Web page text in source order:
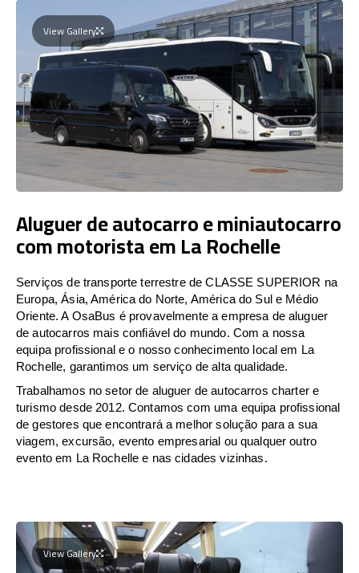
View Gallery
Aluguer de autocarro e miniautocarro
com motorista em La Rochelle
Serviços de transporte terrestre de CLASSE SUPERIOR na
Europa, Ásia, América do Norte, América do Sul e Médio
Oriente. A OsaBus é provavelmente a empresa de aluguer
de autocarros mais confiável do mundo. Com a nossa
equipa profissional e o nosso conhecimento local em La
Rochelle, garantimos um serviço de alta qualidade.
Trabalhamos no setor de aluguer de autocarros charter e
turismo desde 2012. Contamos com uma equipa profissional
de gestores que encontrará a melhor solução para a sua
viagem, excursão, evento empresarial ou qualquer outro
evento em La Rochelle e nas cidades vizinhas.
View Gallery